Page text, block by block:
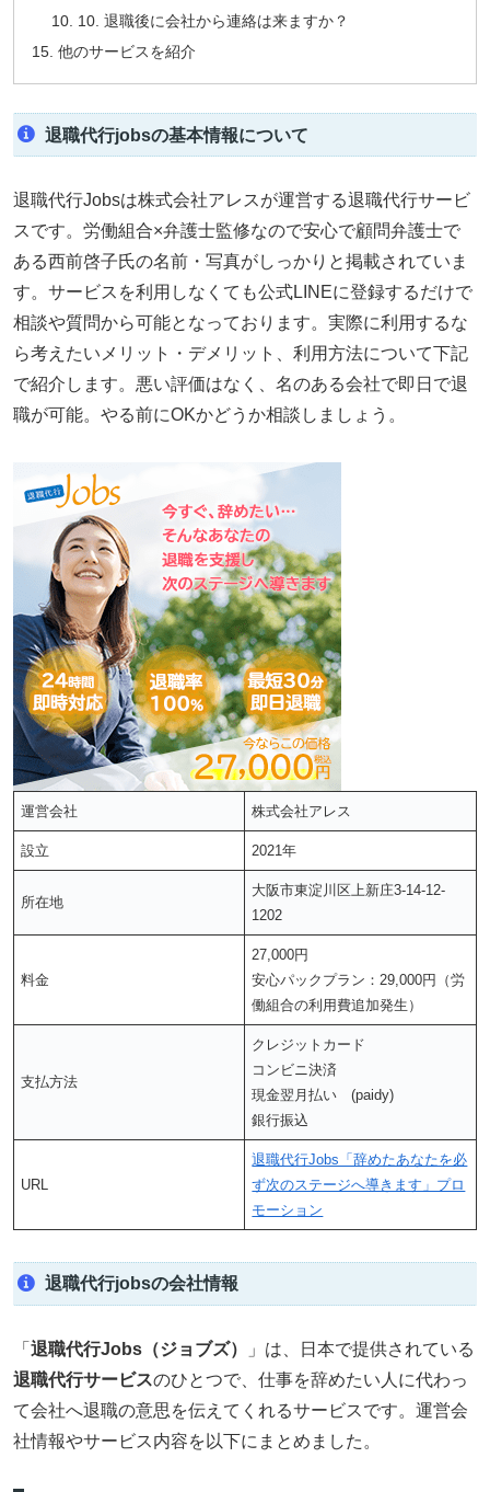
10. 退職後に会社から連絡は来ますか？
他のサービスを紹介
退職代行jobsの基本情報について
退職代行Jobsは株式会社アレスが運営する退職代行サービ
スです。労働組合×弁護士監修なので安心で顧問弁護士で
ある西前啓子氏の名前・写真がしっかりと掲載されていま
す。サービスを利用しなくても公式LINEに登録するだけで
相談や質問から可能となっております。実際に利用するな
ら考えたいメリット・デメリット、利用方法について下記
で紹介します。悪い評価はなく、名のある会社で即日で退
職が可能。やる前にOKかどうか相談しましょう。
運営会社 株式会社アレス
設立 2021年
所在地
大阪市東淀川区上新庄3-14-12-
1202
料金
27,000円
安心パックプラン：29,000円（労
働組合の利用費追加発生）
支払方法
クレジットカード
コンビニ決済
現金翌月払い (paidy)
銀行振込
URL
退職代行Jobs「辞めたあなたを必
ず次のステージへ導きます」プロ
モーション
退職代行jobsの会社情報
「 退職代行Jobs（ジョブズ）
」は、日本で提供されている
退職代行サービスのひとつで、仕事を辞めたい人に代わっ
て会社へ退職の意思を伝えてくれるサービスです。運営会
社情報やサービス内容を以下にまとめました。